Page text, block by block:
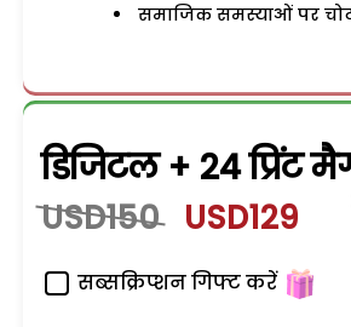
समाजिक समस्याओं पर
डिजिटल + 24 प्रिंट
USD150 USD129
सब्सक्रिप्शन गिफ्ट करें